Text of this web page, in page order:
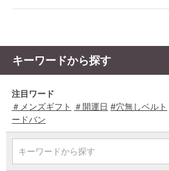
キーワードから探す
注目ワード
＃メンズギフト ＃開運日 #穴無しベルト
ードバン
キーワードから探す